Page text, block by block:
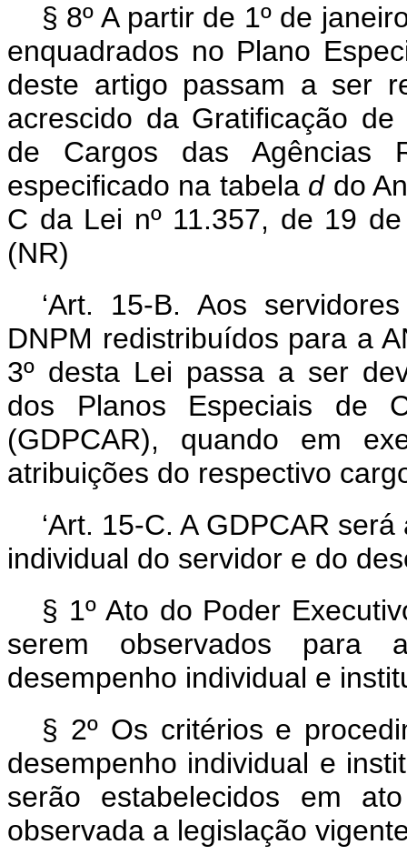
§ 8º A partir de 1º de
enquadrados no Plano
deste artigo passam a ser
acrescido da Gratificação
de Cargos das Agências
especificado na tabela d do
C da Lei nº 11.357, de 19
(NR)
‘Art. 15-B. Aos
DNPM redistribuídos para a
3º desta Lei passa a ser
dos Planos Especiais de
(GDPCAR), quando em
atribuições do respectivo
‘Art. 15-C. A GDPCAR
individual do servidor e do
§ 1º Ato do Poder
serem observados para
desempenho individual e
§ 2º Os critérios e
desempenho individual e
serão estabelecidos em
observada a legislação